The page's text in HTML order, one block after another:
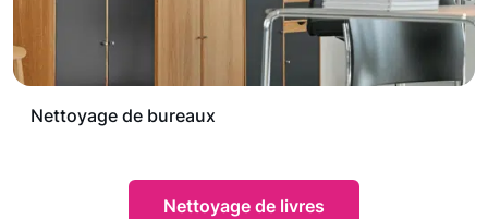
Nettoyage de bureaux
Nettoyage de livres